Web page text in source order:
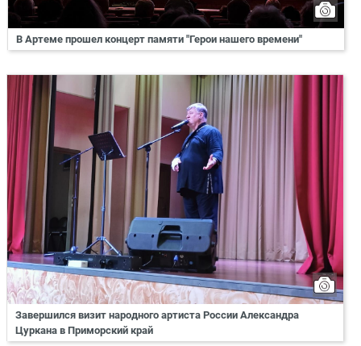
В Артеме прошел концерт памяти "Герои нашего времени"
Завершился визит народного артиста России Александра
Цуркана в Приморский край